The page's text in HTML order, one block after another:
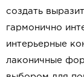
создать
гармонично
интерьерные
лаконичные